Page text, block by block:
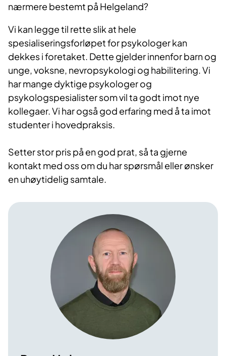
nærmere bestemt på Helgeland?
Vi kan legge til rette slik at hele
spesialiseringsforløpet for psykologer kan
dekkes i foretaket. Dette gjelder innenfor barn og
unge, voksne, nevropsykologi og habilitering. Vi
har mange dyktige psykologer og
psykologspesialister som vil ta godt imot nye
kollegaer. Vi har også god erfaring med å ta imot
studenter i hovedpraksis.
Setter stor pris på en god prat, så ta gjerne
kontakt med oss om du har spørsmål eller ønsker
en uhøytidelig samtale.